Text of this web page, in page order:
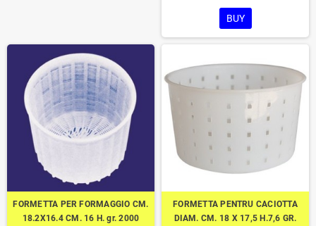
BUY
FORMETTA PER FORMAGGIO CM.
18.2X16.4 CM. 16 H. gr. 2000
FORMETTA PENTRU CACIOTTA
DIAM. CM. 18 X 17,5 H.7,6 GR.